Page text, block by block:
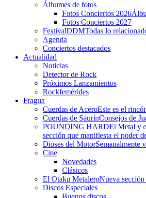
Álbumes de fotos
Fotos Conciertos 2026
Fotos Conciertos 2027
FestivalDDMTodas lo
Agenda
Conciertos destacados
Actualidad
Noticias
Detector de Rock
Próximos Lanzamientos
Rockfemérides
Fragua
Cuerdas de AceroEste es el
Cuerdas de SaurínConsejos de
POUNDING HARDEl Metal y
sección que manifiesta el poder
Dioses del MotorSemanalmente
Cine
Novedades
Clásicos
El Otaku MetaleroNueva
Discos Especiales
Buenos discos